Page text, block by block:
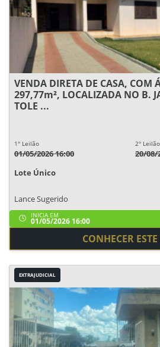
VENDA DIRETA DE CASA, COM
297,77m², LOCALIZADA NO B.
TOLE ...
1° Leilão
01/05/2026 16:00
2° Leilão
20/08/
Lote Único
Lance Sugerido
INICIA EM
01/05/2026 16:00
CONHECER
EXTRAJUDICIAL